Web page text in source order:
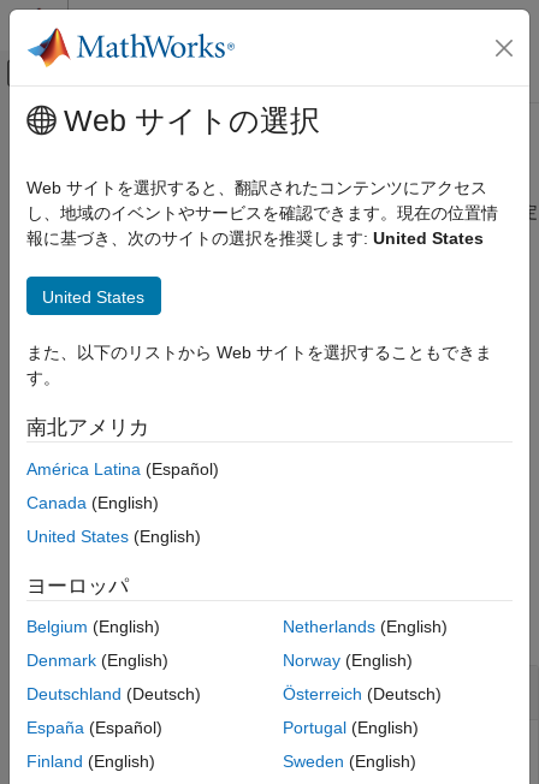
コンテンツへスキップ
オフキャンバス ナビゲーション メ
ドキュメンテーションのホーム
モデル化
設計データの管理
hasVariable
項目一覧
説明
入力引数
バージョン履歴
参考
メインコンテンツ
hasVariable
変数がモデルのモデル ワークスペースに存在するかどうかを判定
する
ページ内をすべて折りたたむ
構文
varExists = hasVariable(mdlWks,varName)
説明
varExists= hasVariable(
れるモデル ワークスペース内に存在する場合は
例
例
すべて折りたたむ
モデル ワークスペース内で変数の存在を判定
Web サイトの選択
Web サイトを選択すると、翻訳されたコンテンツにアクセス
し、地域のイベントやサービスを確認できます。現在の位置情
報に基づき、次のサイトの選択を推奨します: United States
United States
また、以下のリストから Web サイトを選択することもできま
す。
南北アメリカ
América Latina (Español)
Canada (English)
United States (English)
ヨーロッパ
Belgium (English)
Denmark (English)
Deutschland (Deutsch)
España (Español)
Finland (English)
Netherlands(English)
Norway(English)
Österreich (Deutsch)
Portugal(English)
Sweden (English)